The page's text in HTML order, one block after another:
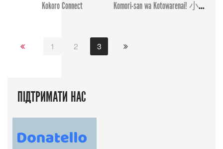
Kokoro Сonnect Komori-san wa Kotowarenai! 小森さんは断れない！(Komori-san Can't Decline!)
1 2 3
ПІДТРИМАТИ НАС